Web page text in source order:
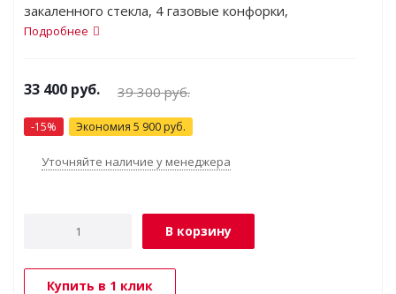
закаленного стекла, 4 газовые конфорки,
переключатели поворотные, электроподжиг,
Подробнее
33 400 руб. 39 300руб.
-15% Экономия 5 900 руб.
Уточняйте наличие у менеджера
В корзину
Купить в 1 клик